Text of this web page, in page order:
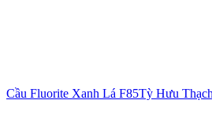
Cầu Fluorite Xanh Lá F85Tỳ Hưu